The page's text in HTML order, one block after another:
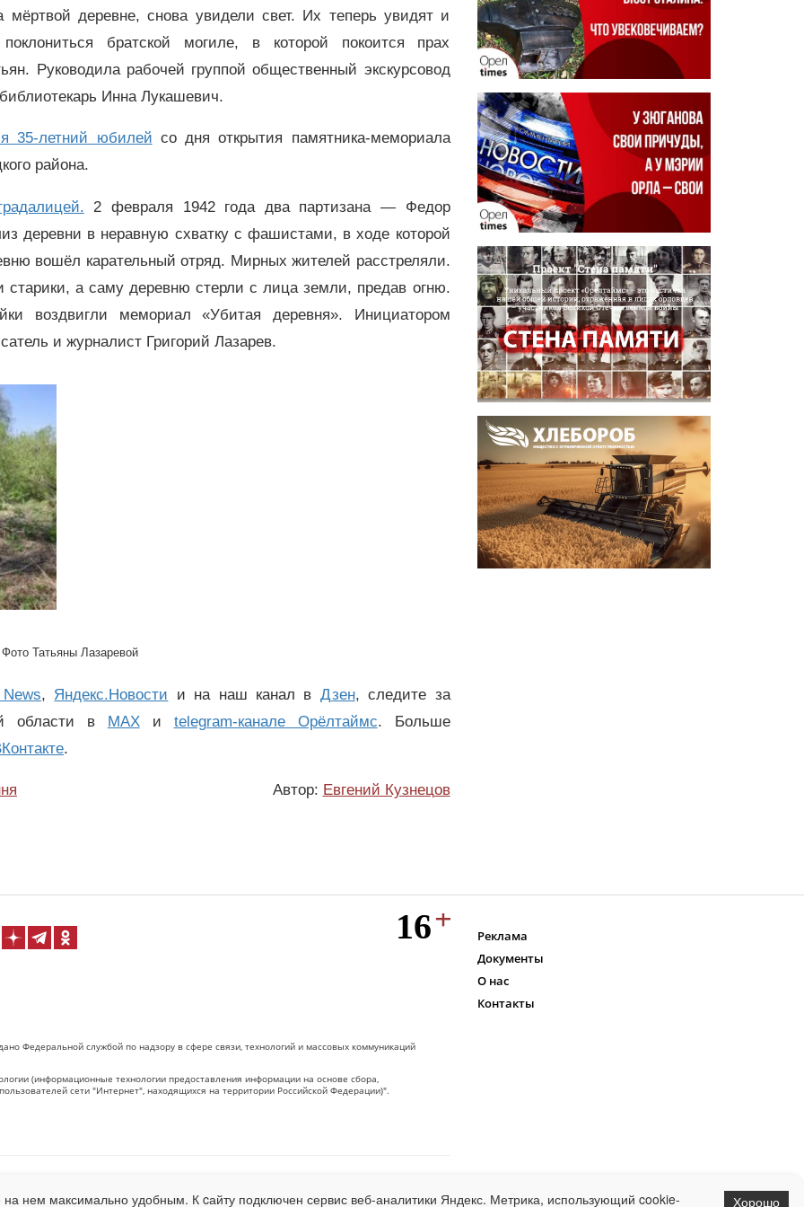
деревне, снова увидели свет. Их теперь увидят и
братской могиле, в которой покоится прах
Руководила рабочей группой общественный экскурсовод
Инна Лукашевич.
35-летний юбилей со дня открытия памятника-мемориала
района.
2 февраля 1942 года два партизана — Федор
деревни в неравную схватку с фашистами, в ходе которой
вошёл карательный отряд. Мирных жителей расстреляли.
а саму деревню стерли с лица земли, предав огню.
воздвигли мемориал «Убитая деревня». Инициатором
и журналист Григорий Лазарев.
Фото Татьяны Лазаревой
, Яндекс.Новости и на наш канал в Дзен, следите за
области в MAXи telegram-канале Орёлтаймс. Больше
.
Автор: Евгений Кузнецов
Федеральной службой по надзору в сфере связи, технологий и массовых коммуникаций
(информационные технологии предоставления информации на основе сбора,
сети "Интернет", находящихся на территории Российской Федерации)".
Реклама
Документы
О нас
Контакты
нем максимально удобным. К cайту подключен сервис веб-аналитики Яндекс. Метрика, использующий cookie- Хорошо